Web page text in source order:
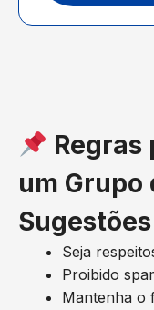
um Grupo
Seja
Proibido
Mantenha o